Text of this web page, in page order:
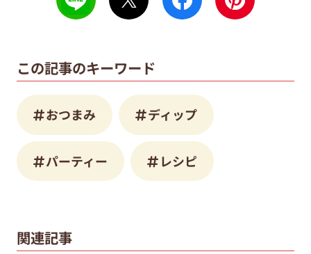
この記事のキーワード
おつまみ ディップ
パーティー レシピ
関連記事